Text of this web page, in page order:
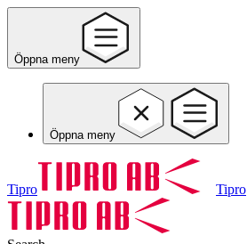
Öppna meny
Öppna meny
Tipro Tipro